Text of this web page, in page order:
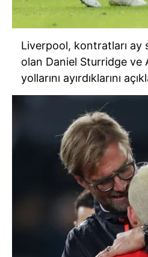
Liverpool, kontratları ay
olan Daniel Sturridge ve
yollarını ayırdıklarını